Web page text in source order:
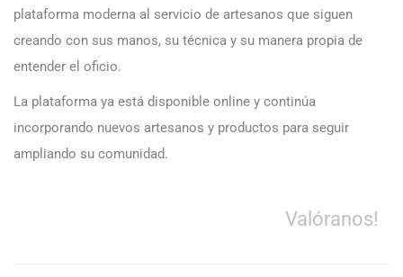
plataforma moderna al servicio de artesanos que siguen
creando con sus manos, su técnica y su manera propia de
entender el oficio.
La plataforma ya está disponible online y continúa
incorporando nuevos artesanos y productos para seguir
ampliando su comunidad.
Valóranos!